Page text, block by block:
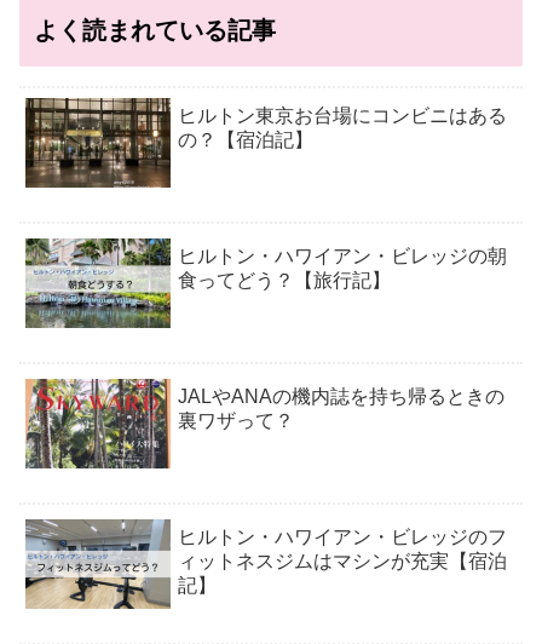
よく読まれている記事
ヒルトン東京お台場にコンビニはある
の？【宿泊記】
ヒルトン・ハワイアン・ビレッジの朝
食ってどう？【旅行記】
JALやANAの機内誌を持ち帰るときの
裏ワザって？
ヒルトン・ハワイアン・ビレッジのフ
ィットネスジムはマシンが充実【宿泊
記】